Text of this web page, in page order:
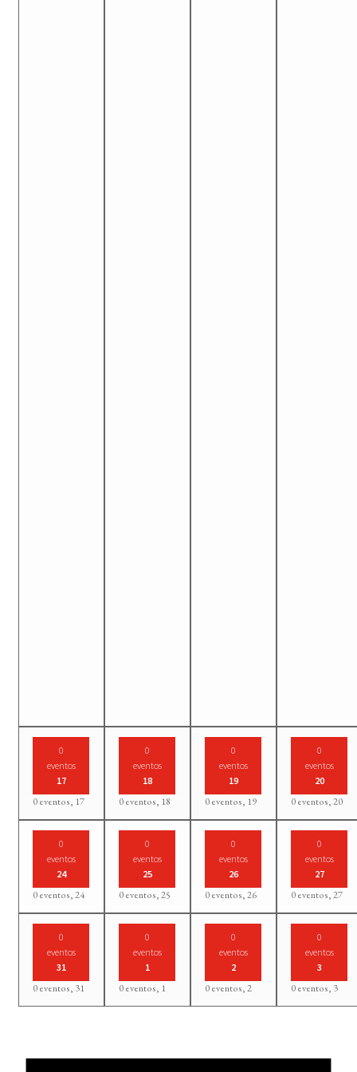
0
eventos
17
0 eventos, 17
0
eventos
18
0 eventos, 18
0
eventos
19
0 eventos, 19
0
eventos
20
0 eventos,20
0
eventos
24
0 eventos,24
0
eventos
25
0 eventos,25
0
eventos
26
0 eventos,26
0
eventos
27
0 eventos,27
0
eventos
31
0 eventos, 31
0
eventos
1
0 eventos, 1
0
eventos
2
0 eventos,2
0
eventos
3
0 eventos, 3